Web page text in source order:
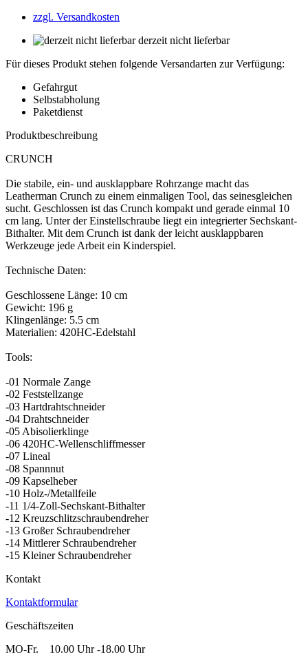
zzgl. Versandkosten
derzeit nicht lieferbar
Für dieses Produkt stehen folgende Versandarten zur Verfügung:
Gefahrgut
Selbstabholung
Paketdienst
Produktbeschreibung
CRUNCH
Die stabile, ein- und ausklappbare Rohrzange macht das
Leatherman Crunch zu einem einmaligen Tool, das seinesgleichen
sucht. Geschlossen ist das Crunch kompakt und gerade einmal 10
cm lang. Unter der Einstellschraube liegt ein integrierter Sechskant-
Bithalter. Mit dem Crunch ist dank der leicht ausklappbaren
Werkzeuge jede Arbeit ein Kinderspiel.
Technische Daten:
Geschlossene Länge: 10 cm
Gewicht: 196 g
Klingenlänge: 5.5 cm
Materialien: 420HC-Edelstahl
Tools:
-01 Normale Zange
-02 Feststellzange
-03 Hartdrahtschneider
-04 Drahtschneider
-05 Abisolierklinge
-06 420HC-Wellenschliffmesser
-07 Lineal
-08 Spannnut
-09 Kapselheber
-10 Holz-/Metallfeile
-11 1/4-Zoll-Sechskant-Bithalter
-12 Kreuzschlitzschraubendreher
-13 Großer Schraubendreher
-14 Mittlerer Schraubendreher
-15 Kleiner Schraubendreher
Kontakt
Kontaktformular
Geschäftszeiten
MO-Fr. 10.00 Uhr -18.00 Uhr